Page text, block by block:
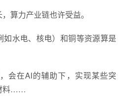
算力产业链也许受益。
水电、核电）和铜等资源算是
会在AI的辅助下，实现某些突
料……